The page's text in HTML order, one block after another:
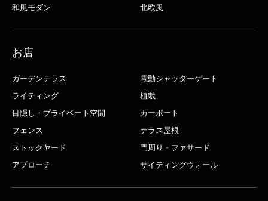
和風モダン
北欧風
お店
ガーデンテラス
電動シャッターゲート
ライティング
植栽
目隠し・プライベート空間
カーポート
フェンス
テラス屋根
ストックヤード
門周り・ファサード
アプローチ
サイディングウォール